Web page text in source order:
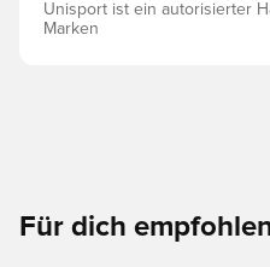
Unisport ist ein autorisierter
Marken
Für dich